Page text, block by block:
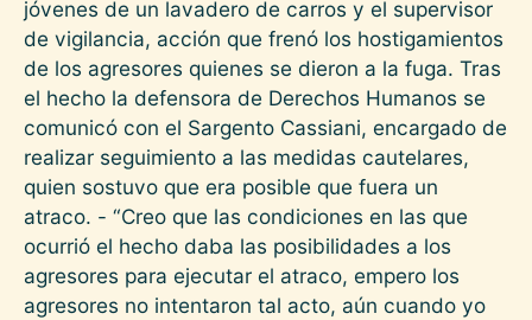
jóvenes de un lavadero de carros y el supervisor
de vigilancia, acción que frenó los hostigamientos
de los agresores quienes se dieron a la fuga. Tras
el hecho la defensora de Derechos Humanos se
comunicó con el Sargento Cassiani, encargado de
realizar seguimiento a las medidas cautelares,
quien sostuvo que era posible que fuera un
atraco. - “Creo que las condiciones en las que
ocurrió el hecho daba las posibilidades a los
agresores para ejecutar el atraco, empero los
agresores no intentaron tal acto, aún cuando yo